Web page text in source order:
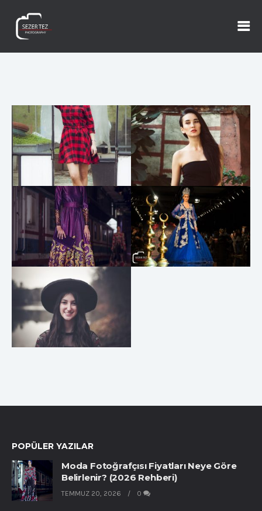
MODA FOTOĞRAFI MODA
MODA MODA
MODA
POPÜLER YAZILAR
Moda Fotoğrafçısı Fiyatları Neye Göre
Belirlenir? (2026 Rehberi)
TEMMUZ 20, 2026 0